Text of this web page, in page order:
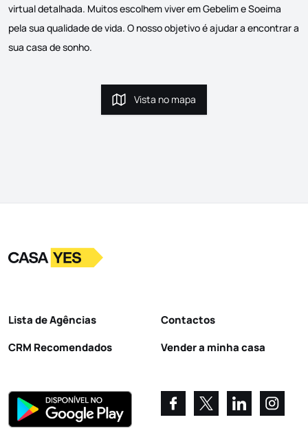
virtual detalhada. Muitos escolhem viver em Gebelim e Soeima
pela sua qualidade de vida. O nosso objetivo é ajudar a encontrar a
sua casa de sonho.
Vista no mapa
Vista no mapa
LogoIr para a homepage
Lista de Agências
CRM Recomendados
Contactos
Vender a minha casa